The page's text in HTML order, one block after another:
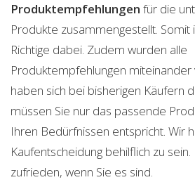
Produktempfehlungen für die
Produkte zusammengestellt. Somit
Richtige dabei. Zudem wurden alle
Produktempfehlungen miteinander
haben sich bei bisherigen Käufern
müssen Sie nur das passende
Ihren Bedürfnissen entspricht. Wir
Kaufentscheidung behilflich zu
zufrieden, wenn Sie es sind.